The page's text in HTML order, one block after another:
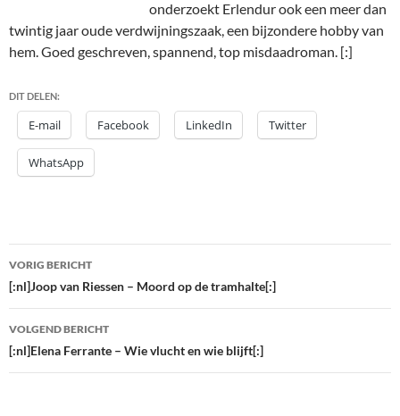
onderzoekt Erlendur ook een meer dan
twintig jaar oude verdwijningszaak, een bijzondere hobby van
hem. Goed geschreven, spannend, top misdaadroman. [:]
DIT DELEN:
E-mail Facebook LinkedIn Twitter
WhatsApp
Bericht
navigatie
VORIG BERICHT
[:nl]Joop van Riessen – Moord op de tramhalte[:]
VOLGEND BERICHT
[:nl]Elena Ferrante – Wie vlucht en wie blijft[:]